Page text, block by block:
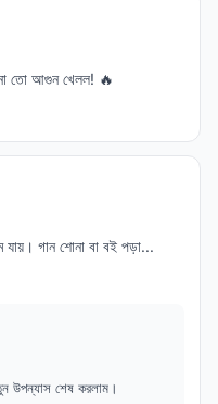
তো আগুন খেলল! 🔥
যায়। গান শোনা বা বই পড়া...
উপন্যাস শেষ করলাম।